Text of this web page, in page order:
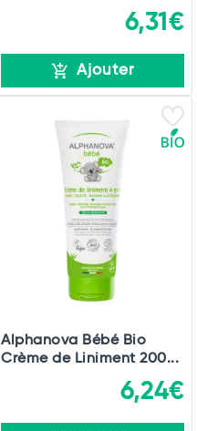
6,31€
Ajouter
Alphanova Bébé Bio
Crème de Liniment 200...
6,24€